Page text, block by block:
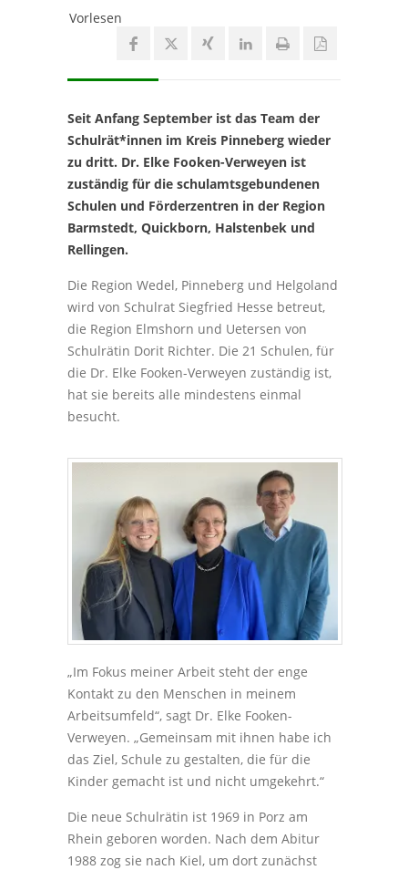
Vorlesen
Seit Anfang September ist das Team der
Schulrät*innen im Kreis Pinneberg wieder
zu dritt. Dr. Elke Fooken-Verweyen ist
zuständig für die schulamtsgebundenen
Schulen und Förderzentren in der Region
Barmstedt, Quickborn, Halstenbek und
Rellingen.
Die Region Wedel, Pinneberg und Helgoland
wird von Schulrat Siegfried Hesse betreut,
die Region Elmshorn und Uetersen von
Schulrätin Dorit Richter. Die 21 Schulen, für
die Dr. Elke Fooken-Verweyen zuständig ist,
hat sie bereits alle mindestens einmal
besucht.
„Im Fokus meiner Arbeit steht der enge
Kontakt zu den Menschen in meinem
Arbeitsumfeld“, sagt Dr. Elke Fooken-
Verweyen. „Gemeinsam mit ihnen habe ich
das Ziel, Schule zu gestalten, die für die
Kinder gemacht ist und nicht umgekehrt.“
Die neue Schulrätin ist 1969 in Porz am
Rhein geboren worden. Nach dem Abitur
1988 zog sie nach Kiel, um dort zunächst